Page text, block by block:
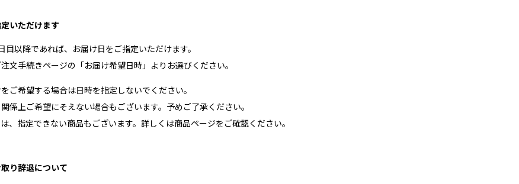
いただけます
目以降であれば、お届け日をご指定いただけます。
文手続きページの「お届け希望日時」よりお選びください。
ご希望する場合は日時を指定しないでください。
係上ご希望にそえない場合もございます。予めご了承ください。
、指定できない商品もございます。詳しくは商品ページをご確認ください。
り辞退について